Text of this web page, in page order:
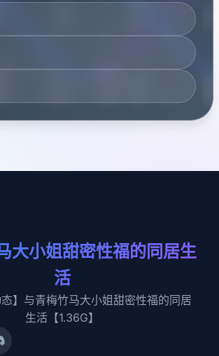
大小姐甜密性福的同居生
活
态】与青梅竹马大小姐甜密性福的同居
生活【1.36G】